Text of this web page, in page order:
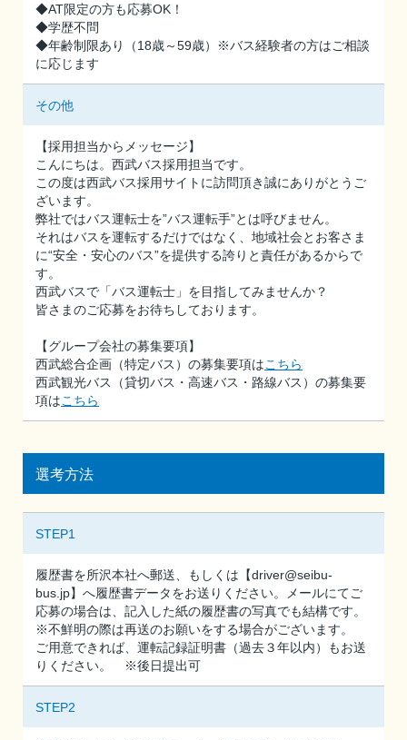
◆AT限定の方も応募OK！
◆学歴不問
◆年齢制限あり（18歳～59歳）※バス経験者の方はご相談
に応じます
その他
【採用担当からメッセージ】
こんにちは。西武バス採用担当です。
この度は西武バス採用サイトに訪問頂き誠にありがとうご
ざいます。
弊社ではバス運転士を”バス運転手”とは呼びません。
それはバスを運転するだけではなく、地域社会とお客さま
に“安全・安心のバス”を提供する誇りと責任があるからで
す。
西武バスで「バス運転士」を目指してみませんか？
皆さまのご応募をお待ちしております。
【グループ会社の募集要項】
西武総合企画（特定バス）の募集要項はこちら
西武観光バス（貸切バス・高速バス・路線バス）の募集要
項はこちら
選考方法
STEP1
履歴書を所沢本社へ郵送、もしくは【driver@seibu-
bus.jp】へ履歴書データをお送りください。メールにてご
応募の場合は、記入した紙の履歴書の写真でも結構です。
※不鮮明の際は再送のお願いをする場合がございます。
ご用意できれば、運転記録証明書（過去３年以内）もお送
りください。 ※後日提出可
STEP2